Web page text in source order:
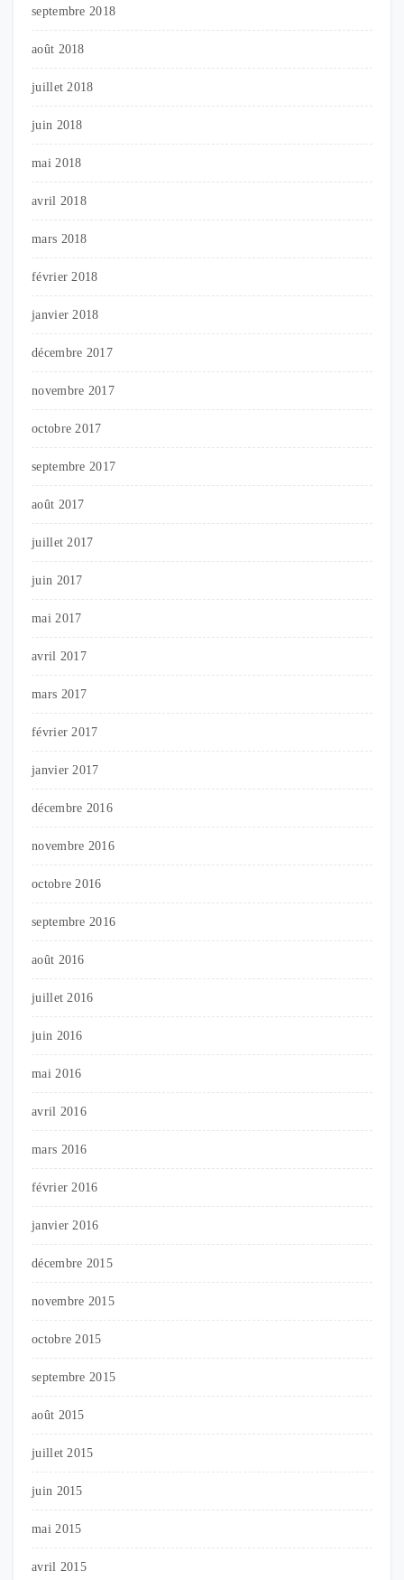
septembre 2018
août 2018
juillet 2018
juin 2018
mai 2018
avril 2018
mars 2018
février 2018
janvier 2018
décembre 2017
novembre 2017
octobre 2017
septembre 2017
août 2017
juillet 2017
juin 2017
mai 2017
avril 2017
mars 2017
février 2017
janvier 2017
décembre 2016
novembre 2016
octobre 2016
septembre 2016
août 2016
juillet 2016
juin 2016
mai 2016
avril 2016
mars 2016
février 2016
janvier 2016
décembre 2015
novembre 2015
octobre 2015
septembre 2015
août 2015
juillet 2015
juin 2015
mai 2015
avril 2015